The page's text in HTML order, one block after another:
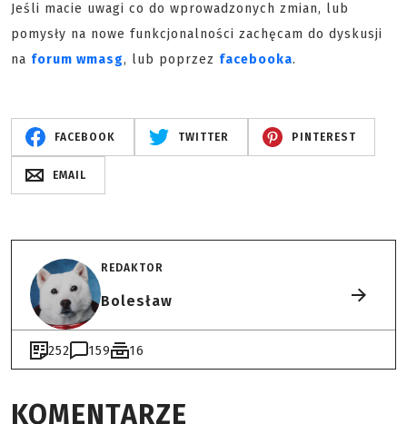
Jeśli macie uwagi co do wprowadzonych zmian, lub
pomysły na nowe funkcjonalności zachęcam do dyskusji
na forum wmasg, lub poprzez facebooka.
FACEBOOK TWITTER PINTEREST
EMAIL
REDAKTOR
Bolesław
252 159 16
KOMENTARZE